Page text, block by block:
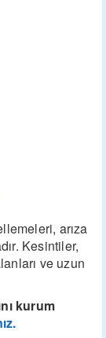
arıza
Kesintiler,
ve uzun
kurum